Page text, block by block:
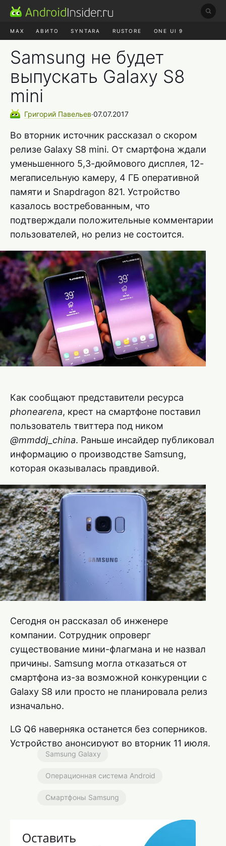
MAX АВИТО SYNTARA RUSTORE ONE UI 9
Samsung не будет
выпускать Galaxy S8
mini
Григорий Павельев∙07.07.2017
Во вторник источник рассказал о скором
релизе Galaxy S8 mini. От смартфона ждали
уменьшенного 5,3-дюймового дисплея, 12-
мегаписельную камеру, 4 ГБ оперативной
памяти и Snapdragon 821. Устройство
казалось востребованным, что
подтверждали положительные комментарии
пользователей, но релиз не состоится.
Как сообщают представители ресурса
phonearena, крест на смартфоне поставил
пользователь твиттера под ником
@mmddj_china. Раньше инсайдер публиковал
информацию о производстве Samsung,
которая оказывалась правдивой.
Сегодня он рассказал об инженере
компании. Сотрудник опроверг
существование мини-флагмана и не назвал
причины. Samsung могла отказаться от
смартфона из-за возможной конкуренции с
Galaxy S8 или просто не планировала релиз
изначально.
LG Q6 наверняка останется без соперников.
Устройство анонсируют во вторник 11 июля.
Samsung Galaxy
Операционная система Android
Смартфоны Samsung